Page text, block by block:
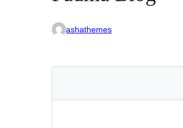
ashathemes